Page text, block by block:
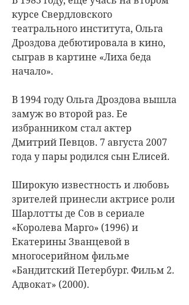
курсе Свердловского
театрального института, Ольга
Дроздова дебютировала в кино,
сыграв в картине «Лиха беда
начало».
В 1994 году Ольга Дроздова вышла
замуж во второй раз. Ее
избранником стал актер
Дмитрий Певцов. 7 августа 2007
года у пары родился сын Елисей.
Широкую известность и любовь
зрителей принесли актрисе роли
Шарлотты де Сов в сериале
«Королева Марго» (1996) и
Екатерины Званцевой в
многосерийном фильме
«Бандитский Петербург. Фильм 2.
Адвокат» (2000).